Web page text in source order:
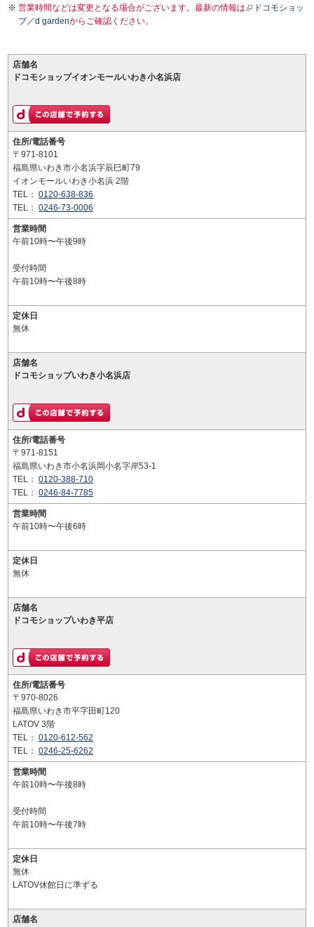
営業時間などは変更となる場合がございます。最新の情報は
ドコモショッ
プ／d gardenからご確認ください。
店舗名
ドコモショップイオンモールいわき小名浜店
住所/電話番号
〒971-8101
福島県いわき市小名浜字辰巳町79
イオンモールいわき小名浜 2階
TEL： 0120-638-836
TEL： 0246-73-0006
営業時間
午前10時〜午後9時
受付時間
午前10時〜午後8時
定休日
無休
店舗名
ドコモショップいわき小名浜店
住所/電話番号
〒971-8151
福島県いわき市小名浜岡小名字岸53-1
TEL： 0120-388-710
TEL： 0246-84-7785
営業時間
午前10時〜午後6時
定休日
無休
店舗名
ドコモショップいわき平店
住所/電話番号
〒970-8026
福島県いわき市平字田町120
LATOV 3階
TEL： 0120-612-562
TEL： 0246-25-6262
営業時間
午前10時〜午後8時
受付時間
午前10時〜午後7時
定休日
無休
LATOV休館日に準ずる
店舗名